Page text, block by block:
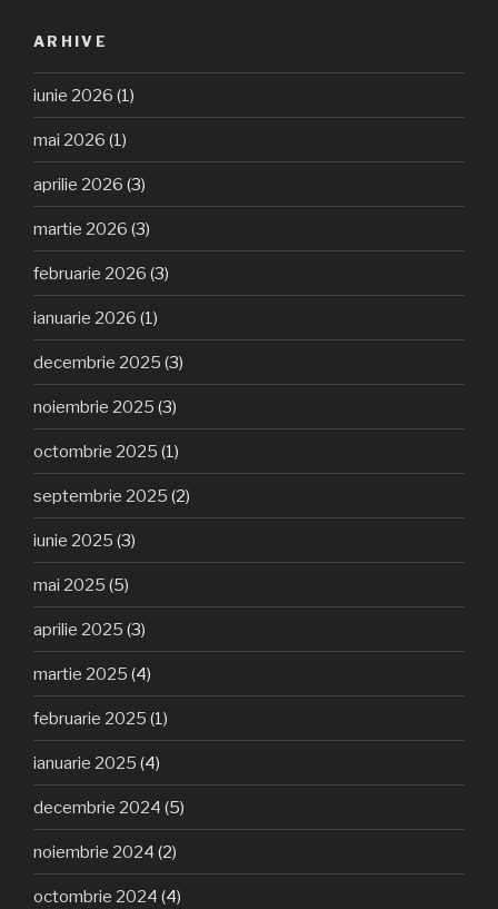
ARHIVE
iunie 2026 (1)
mai 2026 (1)
aprilie 2026 (3)
martie 2026 (3)
februarie 2026 (3)
ianuarie 2026 (1)
decembrie 2025 (3)
noiembrie 2025 (3)
octombrie 2025 (1)
septembrie 2025 (2)
iunie 2025 (3)
mai 2025 (5)
aprilie 2025 (3)
martie 2025 (4)
februarie 2025 (1)
ianuarie 2025 (4)
decembrie 2024 (5)
noiembrie 2024 (2)
octombrie 2024 (4)